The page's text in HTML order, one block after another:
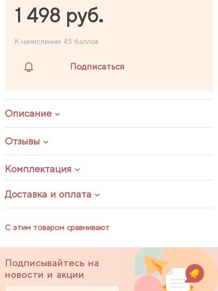
1 498 руб.
К начислению 45 баллов
Подписаться
Описание
Отзывы
Комплектация
Доставка и оплата
С этим товаром сравнивают
Подписывайтесь на
новости и акции